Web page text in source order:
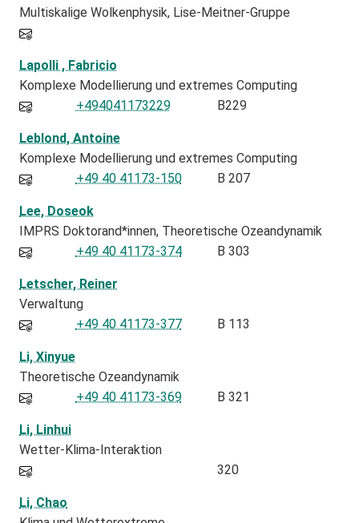
Multiskalige Wolkenphysik, Lise-Meitner-Gruppe
Lapolli , Fabricio
Komplexe Modellierung und extremes Computing
+494041173229
B229
Leblond, Antoine
Komplexe Modellierung und extremes Computing
+49 40 41173-150
B 207
Lee, Doseok
IMPRS Doktorand*innen Theoretische Ozeandynamik
+49 40 41173-374
B 303
Letscher, Reiner
Verwaltung
+49 40 41173-377
B 113
Li, Xinyue
Theoretische Ozeandynamik
+49 40 41173-369
B 321
Li, Linhui
Wetter-Klima-Interaktion
320
Li, Chao